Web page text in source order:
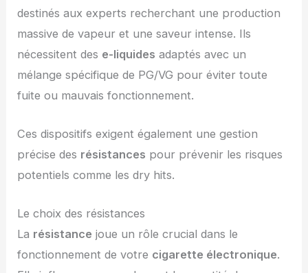
destinés aux experts recherchant une production
massive de vapeur et une saveur intense. Ils
nécessitent des e-liquides adaptés avec un
mélange spécifique de PG/VG pour éviter toute
fuite ou mauvais fonctionnement.
Ces dispositifs exigent également une gestion
précise des résistances pour prévenir les risques
potentiels comme les dry hits.
Le choix des résistances
La résistance joue un rôle crucial dans le
fonctionnement de votre cigarette électronique.